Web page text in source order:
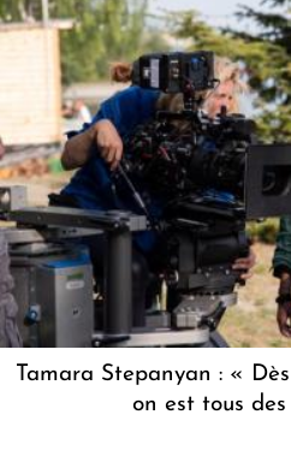
Tamara Stepanyan : «
on est tous